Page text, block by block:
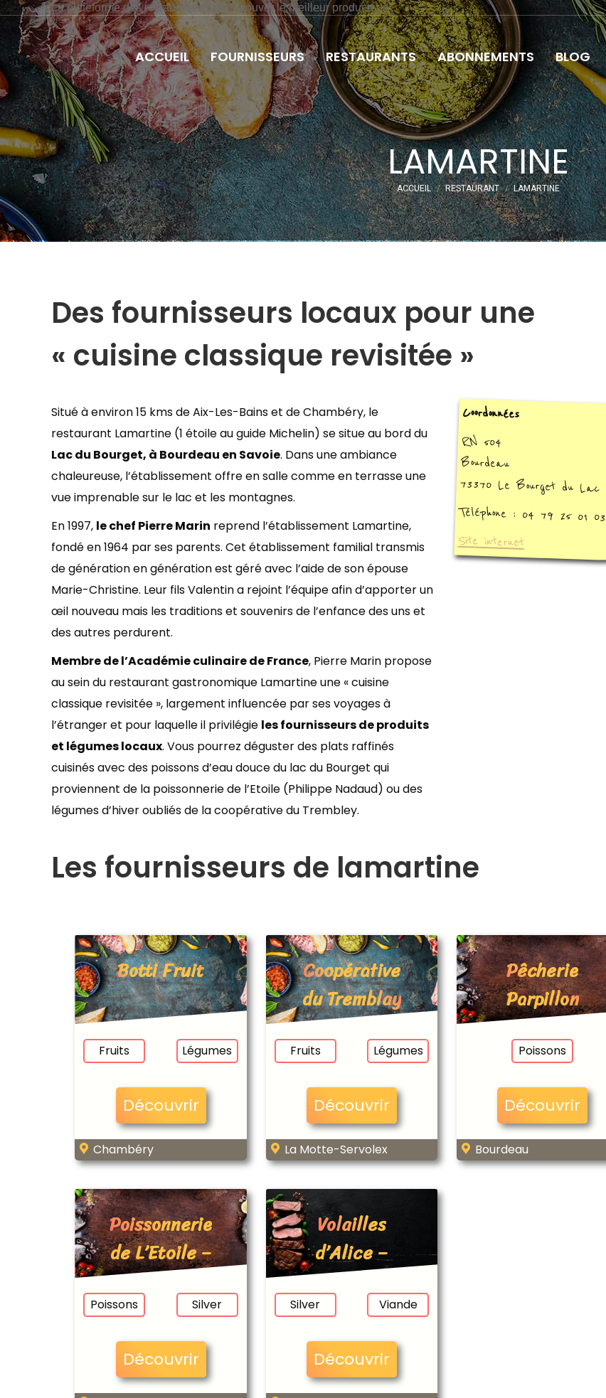
La plateforme des restaurateurs pour trouver le meilleur producteur
ACCUEIL FOURNISSEURS RESTAURANTS ABONNEMENTS BLOG
LAMARTINE
Vous êtes ici :
ACCUEIL RESTAURANT LAMARTINE
Des fournisseurs locaux pour une
« cuisine classique revisitée »
Situé à environ 15 kms de Aix-Les-Bains et de Chambéry, le
restaurant Lamartine (1 étoile au guide Michelin) se situe au bord du
Lac du Bourget, à Bourdeau en Savoie. Dans une ambiance
chaleureuse, l’établissement offre en salle comme en terrasse une
vue imprenable sur le lac et les montagnes.
En 1997, le chef Pierre Marin reprend l’établissement Lamartine,
fondé en 1964 par ses parents. Cet établissement familial transmis
de génération en génération est géré avec l’aide de son épouse
Marie-Christine. Leur fils Valentin a rejoint l’équipe afin d’apporter un
œil nouveau mais les traditions et souvenirs de l’enfance des uns et
des autres perdurent.
Membre de l’Académie culinaire de France, Pierre Marin propose
au sein du restaurant gastronomique Lamartine une « cuisine
classique revisitée », largement influencée par ses voyages à
l’étranger et pour laquelle il privilégie les fournisseurs de produits
et légumes locaux. Vous pourrez déguster des plats raffinés
cuisinés avec des poissons d’eau douce du lac du Bourget qui
proviennent de la poissonnerie de l’Etoile (Philippe Nadaud) ou des
légumes d’hiver oubliés de la coopérative du Trembley.
Coordonnées
RN 504
Bourdeau
73370 Le Bourget du Lac
Téléphone : 04 79 25 01 03
Site internet
Les fournisseurs de lamartine
Botti Fruit
Fruits Légumes
Découvrir
Chambéry
Coopérative
du Tremblay
Fruits Légumes
Découvrir
La Motte-Servolex
Pêcherie
Parpillon
Poissons
Découvrir
Bourdeau
Poissonnerie
de L’Etoile –
Philippe
Nadaud
Poissons Silver
Découvrir
Volailles
d’Alice –
Alain et
Daniel
Raymond
Silver Viande
Découvrir